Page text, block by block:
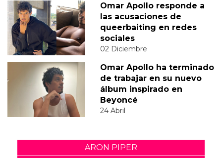
Omar Apollo responde a
las acusaciones de
queerbaiting en redes
sociales
02 Diciembre
Omar Apollo ha terminado
de trabajar en su nuevo
álbum inspirado en
Beyoncé
24 Abril
ARON PIPER